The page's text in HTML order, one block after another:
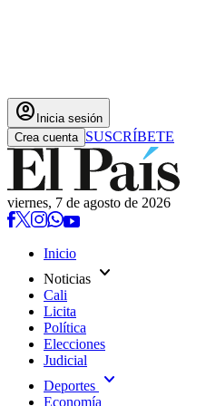
account_circle Inicia sesión
Crea cuenta SUSCRÍBETE
viernes, 7 de agosto de 2026
Inicio
Noticias expand_more
Cali
Licita
Política
Elecciones
Judicial
Deportes expand_more
Economía